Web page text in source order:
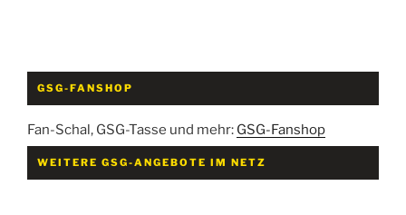
GSG-FANSHOP
Fan-Schal, GSG-Tasse und mehr: GSG-Fanshop
WEITERE GSG-ANGEBOTE IM NETZ